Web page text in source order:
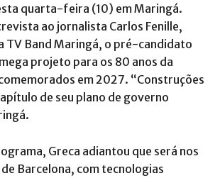
quarta-feira (10) em Maringá.
ao jornalista Carlos Fenille,
Band Maringá, o pré-candidato
projeto para os 80 anos da
em 2027. “Construções
de seu plano de governo
Greca adiantou que será nos
Barcelona, com tecnologias